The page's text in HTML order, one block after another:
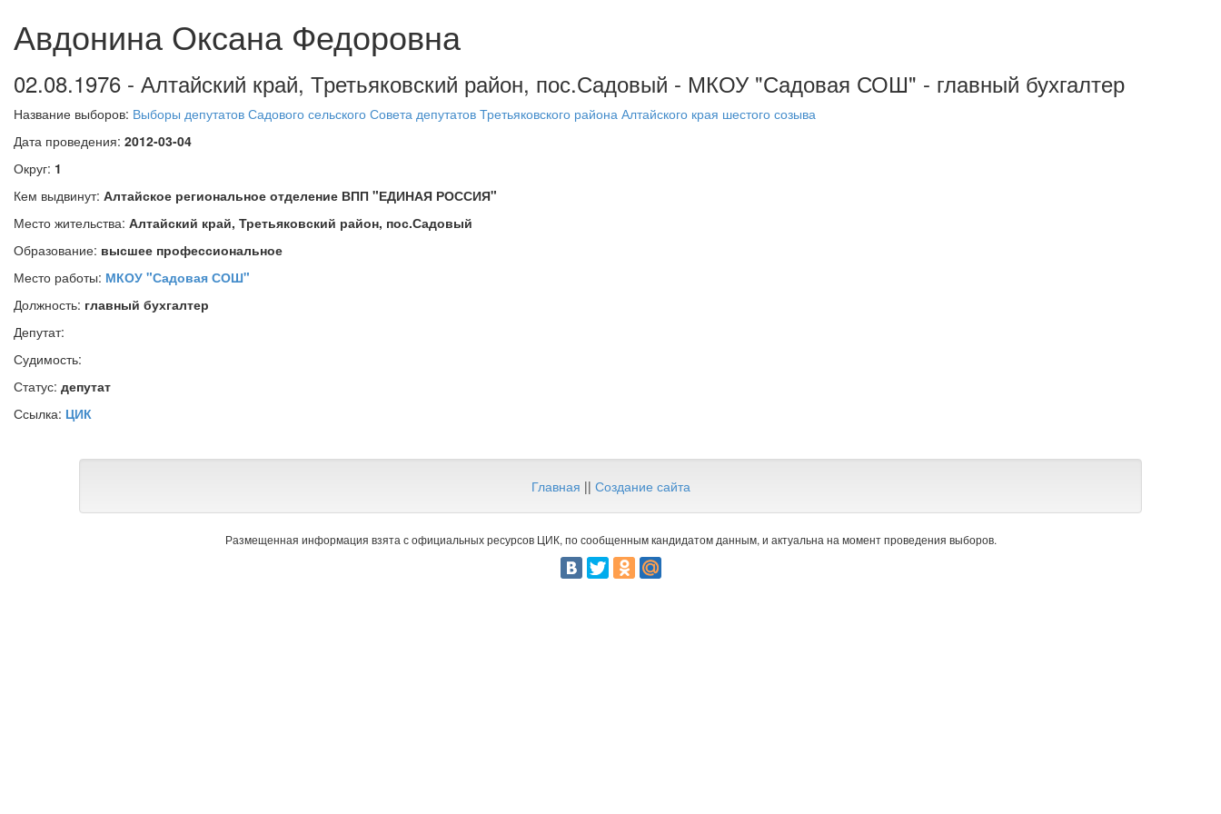
Авдонина Оксана Федоровна
02.08.1976 - Алтайский край, Третьяковский район, пос.Садовый - МКОУ "Садовая СОШ" - главный бухгалтер
Название выборов: Выборы депутатов Садового сельского Совета депутатов Третьяковского района Алтайского края шестого созыва
Дата проведения: 2012-03-04
Округ: 1
Кем выдвинут: Алтайское региональное отделение ВПП "ЕДИНАЯ РОССИЯ"
Место жительства: Алтайский край, Третьяковский район, пос.Садовый
Образование: высшее профессиональное
Место работы: МКОУ "Садовая СОШ"
Должность: главный бухгалтер
Депутат:
Судимость:
Статус: депутат
Ссылка: ЦИК
Главная || Создание сайта
Размещенная информация взята с официальных ресурсов ЦИК, по сообщенным кандидатом данным, и актуальна на момент проведения выборов.